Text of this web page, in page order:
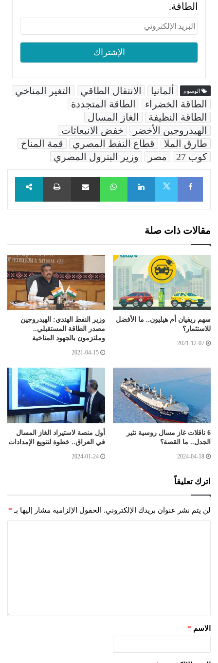
الطاقة.
الوسوم ألمانيا الانتقال الطاقي
التغير المناخي
الطاقة الخضراء
الطاقة المتجددة
الطاقة النظيفة
الغاز المسال
الهيدروجين الأخضر
خفض الانبعاثات
طارق الملا
قطاع النفط المصري
قمة المناخ
كوب 27
مصر وزير البترول المصري
Facebook
LinkedIn
WhatsAppمشاركة عبر البريد طباعة
مقالات ذات صلة
سهم ريفيان أم هيليون.. ما الأفضل
للاستثمار؟
2021-12-07
وزير النفط الهندي: الهيدروجين
مصدر الطاقة المستقبلي..
وملتزمون بالجهود المناخية
2021-04-15
6 ناقلات غاز مسال روسية تثير
الجدل.. ما القصة؟
2024-04-18
أول منصة لاستيراد الغاز المسال
في العراق.. خطوة لتنويع الإمدادات
2024-01-24
اترك تعليقاً
لن يتم نشر عنوان بريدك الإلكتروني. الحقول الإلزامية مشار إليها بـ *
الاسم *